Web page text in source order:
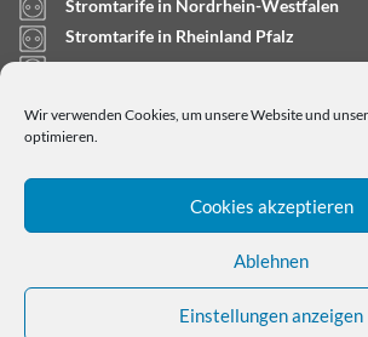
Wir verwenden Cookies, um unsere Website und
optimieren.
Cookies akzeptieren
Ablehnen
Einstellungen anzeigen
Stromtarife in Nordrhein-Westfalen
Stromtarife in Rheinland Pfalz
Stromtarife in Saarland
Stromtarife in Schleswig-Holstein
Copyright © 2024